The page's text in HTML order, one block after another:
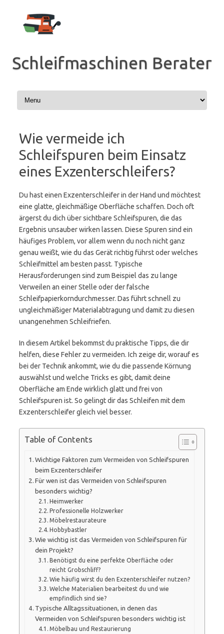
springen
Schleifmaschinen Berater
Wie vermeide ich
Schleifspuren beim Einsatz
eines Exzenterschleifers?
Du hast einen Exzenterschleifer in der Hand und möchtest
eine glatte, gleichmäßige Oberfläche schaffen. Doch oft
ärgerst du dich über sichtbare Schleifspuren, die das
Ergebnis unsauber wirken lassen. Diese Spuren sind ein
häufiges Problem, vor allem wenn du noch nicht ganz
genau weißt, wie du das Gerät richtig führst oder welches
Schleifmittel am besten passt. Typische
Herausforderungen sind zum Beispiel das zu lange
Verweilen an einer Stelle oder der falsche
Schleifpapierkorndurchmesser. Das führt schnell zu
ungleichmäßiger Materialabtragung und damit zu diesen
unangenehmen Schleifriefen.
In diesem Artikel bekommst du praktische Tipps, die dir
helfen, diese Fehler zu vermeiden. Ich zeige dir, worauf es
bei der Technik ankommt, wie du die passende Körnung
auswählst und welche Tricks es gibt, damit deine
Oberfläche am Ende wirklich glatt und frei von
Schleifspuren ist. So gelingt dir das Schleifen mit dem
Exzenterschleifer gleich viel besser.
Table of Contents
Wichtige Faktoren zum Vermeiden von Schleifspuren
beim Exzenterschleifer
Für wen ist das Vermeiden von Schleifspuren
besonders wichtig?
Heimwerker
Professionelle Holzwerker
Möbelrestaurateure
Hobbybastler
Wie wichtig ist das Vermeiden von Schleifspuren für
dein Projekt?
Benötigst du eine perfekte Oberfläche oder
reicht Grobschliff?
Wie häufig wirst du den Exzenterschleifer nutzen?
Welche Materialien bearbeitest du und wie
empfindlich sind sie?
Typische Alltagssituationen, in denen das
Vermeiden von Schleifspuren besonders wichtig ist
Möbelbau und Restaurierung